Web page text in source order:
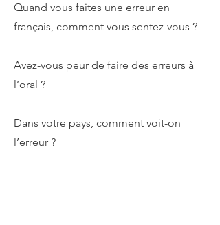
Quand vous faites une erreur en
français, comment vous sentez-vous ?
Avez-vous peur de faire des erreurs à
l’oral ?
Dans votre pays, comment voit-on
l’erreur ?